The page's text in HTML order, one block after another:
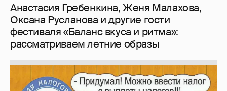
Анастасия Гребенкина, Женя Малахова,
Оксана Русланова и другие гости
фестиваля «Баланс вкуса и ритма»:
рассматриваем летние образы